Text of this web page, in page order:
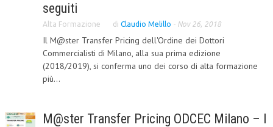
seguiti
Alta Formazione di Claudio Melillo - Nov 26, 2018
Il M@ster Transfer Pricing dell'Ordine dei Dottori
Commercialisti di Milano, alla sua prima edizione
(2018/2019), si conferma uno dei corso di alta formazione
più...
M@ster Transfer Pricing ODCEC Milano – I